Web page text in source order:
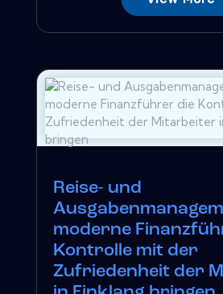
Reise- und
moderne
Kontrolle mit der
Zufriedenheit der